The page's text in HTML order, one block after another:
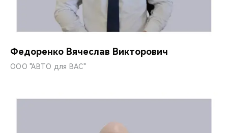
Федоренко Вячеслав Викторович
ООО "АВТО для ВАС"